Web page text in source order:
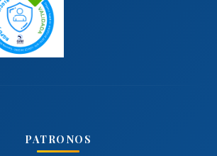
PATRONOS